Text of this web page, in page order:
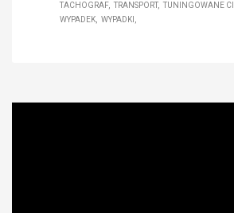
TACHOGRAF
TRANSPORT
TUNINGOWANE
WYPADEK
WYPADKI